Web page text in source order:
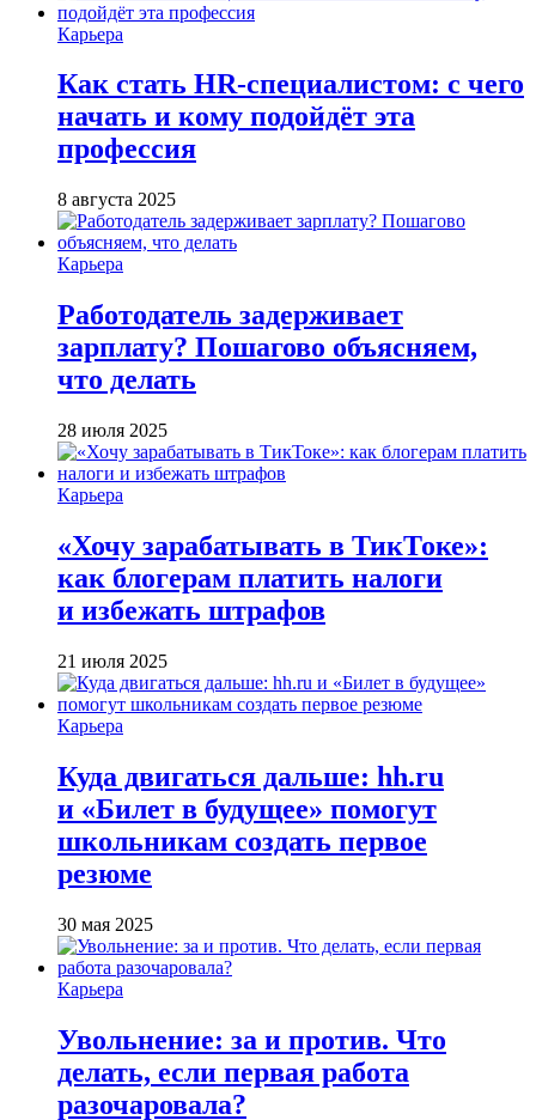
Карьера
Как стать HR-специалистом: с чего
начать и кому подойдёт эта
профессия
8 августа 2025
Карьера
Работодатель задерживает
зарплату? Пошагово объясняем,
что делать
28 июля 2025
Карьера
«Хочу зарабатывать в ТикТоке»:
как блогерам платить налоги
и избежать штрафов
21 июля 2025
Карьера
Куда двигаться дальше: hh.ru
и «Билет в будущее» помогут
школьникам создать первое
резюме
30 мая 2025
Карьера
Увольнение: за и против. Что
делать, если первая работа
разочаровала?